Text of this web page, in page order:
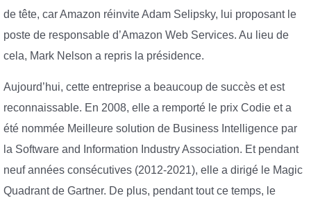
de tête, car Amazon réinvite Adam Selipsky, lui proposant le
poste de responsable d’Amazon Web Services. Au lieu de
cela, Mark Nelson a repris la présidence.
Aujourd’hui, cette entreprise a beaucoup de succès et est
reconnaissable. En 2008, elle a remporté le prix Codie et a
été nommée Meilleure solution de Business Intelligence par
la Software and Information Industry Association. Et pendant
neuf années consécutives (2012-2021), elle a dirigé le Magic
Quadrant de Gartner. De plus, pendant tout ce temps, le